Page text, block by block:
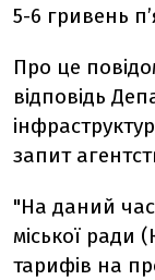
5-6 гривень
Про це
відповідь
запит
"На даний час
міської
тарифів на